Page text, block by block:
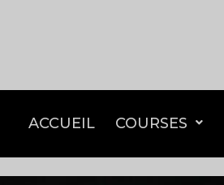
ACCUEIL COURSES